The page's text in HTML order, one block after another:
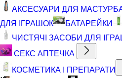
АКСЕСУАРИ ДЛЯ
ДЛЯ ІГРАШОК
БАТАРЕЙКИ
ЧИСТЯЧІ ЗАСОБИ ДЛЯ
СЕКС АПТЕЧКА
КОСМЕТИКА І ПРЕПАРАТИ